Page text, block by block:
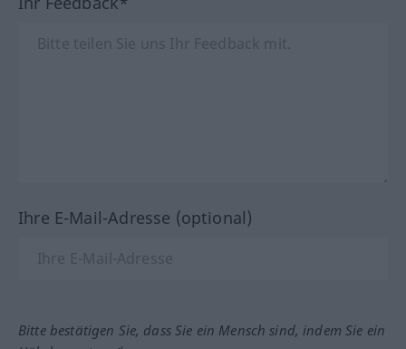
Ihre E-Mail-Adresse (optional)
Bitte bestätigen Sie, dass Sie ein Mensch sind, indem Sie ein